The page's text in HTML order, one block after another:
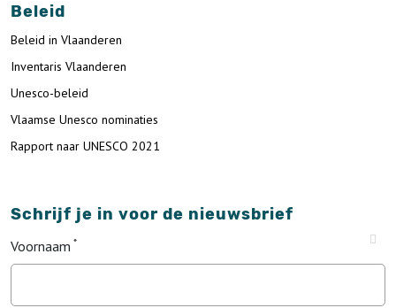
Beleid
Beleid in Vlaanderen
Inventaris Vlaanderen
Unesco-beleid
Vlaamse Unesco nominaties
Rapport naar UNESCO 2021
Schrijf je in voor de nieuwsbrief
Voornaam